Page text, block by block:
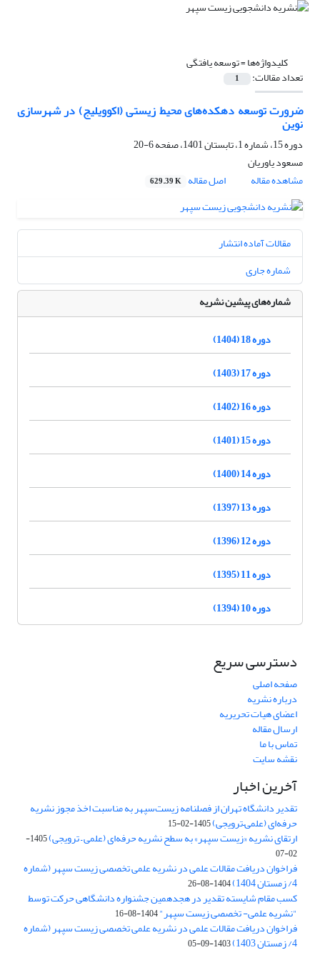
کلیدواژه‌ها =توسعه یافتگی
تعداد مقالات: 1
ضرورت توسعه دهکده‌های محیط زیستی (اکوویلیج) در شهرسازی
نوین
دوره 15، شماره 1، تابستان 1401، صفحه
6-20
مسعود یاوریان
مشاهده مقاله
اصل مقاله 629.39 K
مقالات آماده انتشار
شماره جاری
شماره‌های پیشین نشریه
دوره 18 (1404)
دوره 17 (1403)
دوره 16 (1402)
دوره 15 (1401)
دوره 14 (1400)
دوره 13 (1397)
دوره 12 (1396)
دوره 11 (1395)
دوره 10 (1394)
دسترسی سریع
صفحه اصلی
درباره نشریه
اعضای هیات تحریریه
ارسال مقاله
تماس با ما
نقشه سایت
آخرین اخبار
تقدیر دانشگاه تهران از فصلنامه زیست‌سپهر به مناسبت اخذ مجوز نشریه
حرفه‌ای (علمی–ترویجی)1405-02-15
ارتقای نشریه «زیست‌ سپهر» به سطح نشریه حرفه‌ای (علمی – ترویجی)
1405-
02-07
فراخوان دریافت مقالات علمی در نشریه علمی تخصصی زیست سپهر (شماره
4/ زمستان 1404) 1404-08-26
کسب مقام شایسته تقدیر در هجدهمین جشنواره دانشگاهی حرکت توسط
"نشریه علمی- تخصصی زیست سپهر"1404-08-16
فراخوان دریافت مقالات علمی در نشریه علمی تخصصی زیست سپهر (شماره
4/ زمستان 1403) 1403-09-05